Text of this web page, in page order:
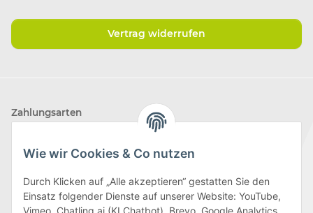
Wie wir Cookies & Co nutzen
Durch Klicken auf „Alle akzeptieren“ gestatten Sie den
Einsatz folgender Dienste auf unserer Website: YouTube,
Vertrag widerrufen
Zahlungsarten
Wir versenden mit